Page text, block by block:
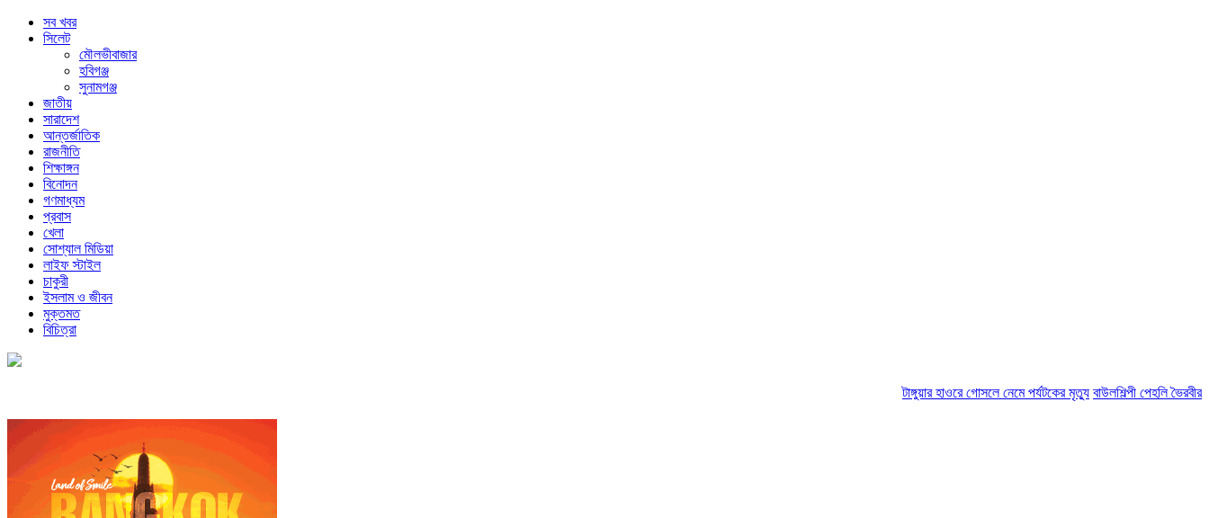
সব খবর
সিলেট
মৌলভীবাজার
হবিগঞ্জ
সুনামগঞ্জ
জাতীয়
সারাদেশ
আন্তর্জাতিক
রাজনীতি
শিক্ষাঙ্গন
বিনোদন
গণমাধ্যম
প্রবাস
খেলা
সোশ্যাল মিডিয়া
লাইফ স্টাইল
চাকুরী
ইসলাম ও জীবন
মুক্তমত
বিচিত্রা
টাঙ্গুয়ার হাওরে গোসলে নেমে পর্যটকের মৃত্যু বাউলশিল্পী পেহলি ভৈরবীর